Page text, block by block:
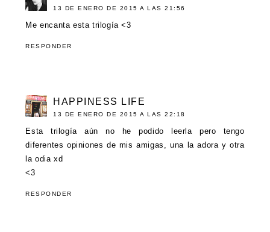
13 DE ENERO DE 2015 A LAS 21:56
Me encanta esta trilogía <3
RESPONDER
HAPPINESS LIFE
13 DE ENERO DE 2015 A LAS 22:18
Esta trilogía aún no he podido leerla pero tengo
diferentes opiniones de mis amigas, una la adora y otra
la odia xd
<3
RESPONDER